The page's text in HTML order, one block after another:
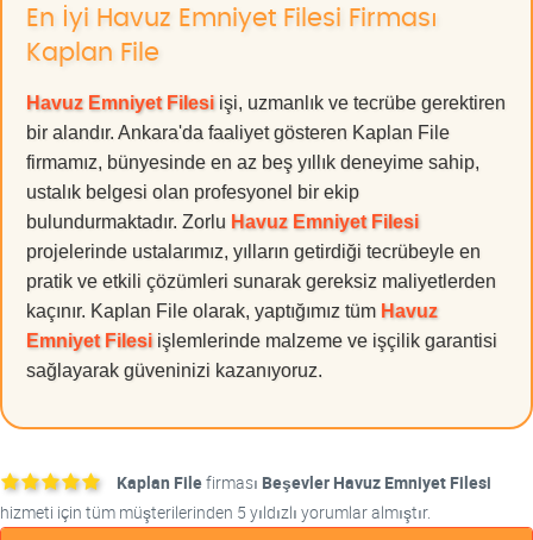
En İyi Havuz Emniyet Filesi Firması
Kaplan File
Havuz Emniyet Filesi işi, uzmanlık ve tecrübe gerektiren
bir alandır. Ankara'da faaliyet gösteren Kaplan File
firmamız, bünyesinde en az beş yıllık deneyime sahip,
ustalık belgesi olan profesyonel bir ekip
bulundurmaktadır. Zorlu Havuz Emniyet Filesi
projelerinde ustalarımız, yılların getirdiği tecrübeyle en
pratik ve etkili çözümleri sunarak gereksiz maliyetlerden
kaçınır. Kaplan File olarak, yaptığımız tüm Havuz
Emniyet Filesi işlemlerinde malzeme ve işçilik garantisi
sağlayarak güveninizi kazanıyoruz.
Kaplan Filefirması Beşevler Havuz Emniyet Filesi
hizmeti için tüm müşterilerinden 5 yıldızlı yorumlar almıştır.